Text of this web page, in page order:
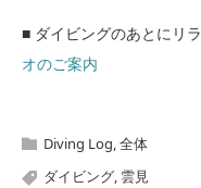
■ ダイビングのあとにリ
オのご案内
Diving Log,全体
ダイビング, 雲見